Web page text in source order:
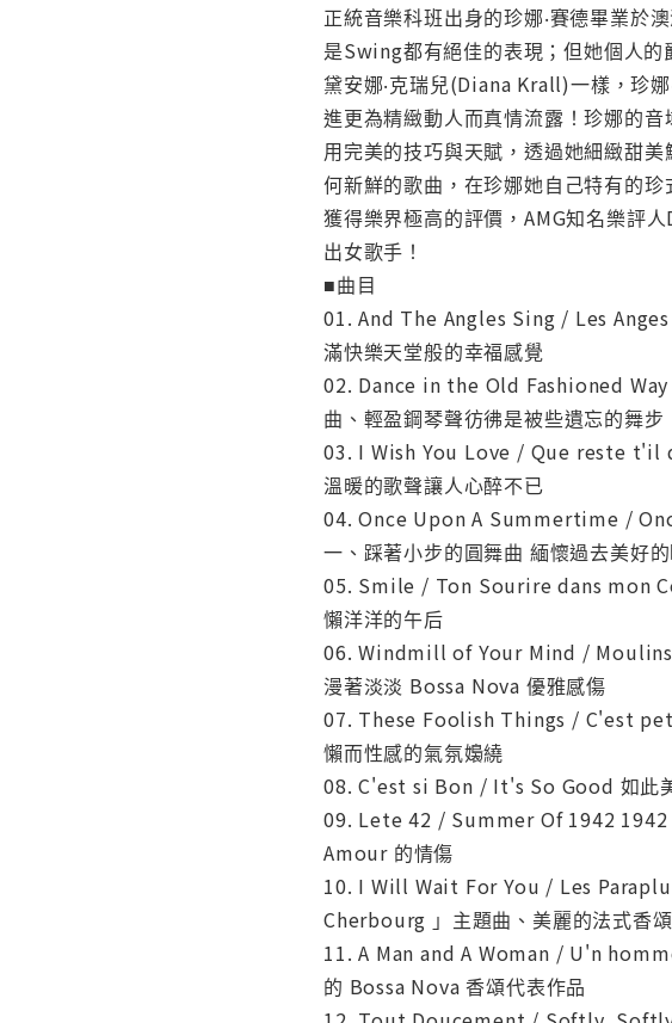
正統音樂科班出身的珍娜‧賽德畢業於
是Swing都有絕佳的表現；但她個人
黛安娜‧克瑞兒(Diana Krall)一樣，珍
進更為精緻動人而真情流露！珍娜的
用完美的技巧與天賦，透過她細緻甜
何新鮮的歌曲，在珍娜她自己特有的
獲得樂界極高的評價，AMG知名樂評
出女歌手！
■曲目
01. And The Angles Sing / Les
滿快樂天堂般的幸福感覺
02. Dance in the Old Fashioned
曲、輕盈鋼琴聲彷彿是被些遺忘的舞步
03. I Wish You Love / Que reste t'il
溫暖的歌聲讓人心醉不已
04. Once Upon A Summertime /
一、踩著小步的圓舞曲 緬懷過去美好
05. Smile / Ton Sourire dans mon
懶洋洋的午后
06. Windmill of Your Mind / Moulins
漫著淡淡 Bossa Nova 優雅感傷
07. These Foolish Things / C'est
懶而性感的氣氛嬝繞
08. C'est si Bon / It's So Good 如此
09. Lete 42 / Summer Of 1942 1942
Amour 的情傷
10. I Will Wait For You / Les
Cherbourg 」主題曲、美麗的法式香頌
11. A Man and A Woman / U'n
的 Bossa Nova 香頌代表作品